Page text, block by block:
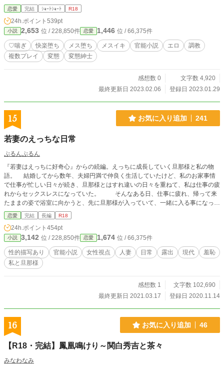
恋愛 完結 ｼｮｰﾄｼｮｰﾄ R18
24h.ポイント 539pt
小説 2,653 位 / 228,850件 恋愛 1,446 位 / 66,375件
♡喘ぎ 快楽堕ち メス堕ち メスイキ 官能小説 エロ
調教
複数プレイ
変態 変態紳士
感想数 0
文字数 4,920
最終更新日 2023.02.06
登録日 2023.01.29
15 お気に入り追加 241
若妻のえっちな日常
ぷるんぷるん
『若妻はえっちに好奇心』からの続編。えっちに成長していく旦那様と私の物
語。 結婚してから数年、夫婦円満で仲良く生活していたけど、私のお家事情
で仕事が忙しい日々が続き、旦那様とはすれ違いの日々を重ねて、私は仕事の疲
れからセックスレスになっていた。 そんなある日、仕事に疲れ、帰って来
たままの姿で浴室に向かうと、先に旦那様が入っていて、一緒に入る事になっ
た。 裸の私と裸の旦那様、久しぶりに裸の対面だった。 裸の男と女が、
密閉された場所にいるのだから、自然にせっくすに発展し、その日からセックス
レスから脱却する。 セックスレスから一転した私は、セックスレスになる以
前よりも、えっちが好きになり、どんなえっちにも興味を覚え、旦那様とイチャ
イチャえっちすることが大好きになり、人には言えない性癖までも覚えるように
なっていく。
恋愛 完結 長編 R18
24h.ポイント 454pt
小説 3,142 位 / 228,850件 恋愛 1,674 位 / 66,375件
性的描写あり 官能小説 女性視点 人妻 日常 露出 現代
羞恥
私と旦那様
感想数 1
文字数 102,690
最終更新日 2021.03.17
登録日 2020.11.14
16 お気に入り追加 46
【R18・完結】鳳凰鳴けり～関白秀吉と茶々
みなわなみ